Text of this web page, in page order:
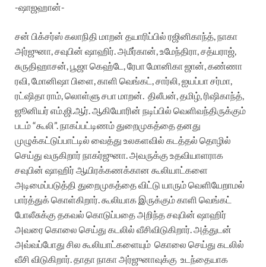
-ஷாஜஹான்-
சன் பிக்சர்ஸ் கலாநிதி மாறன் தயாரிப்பில் ரஜினிகாந்த், நாகா
அர்ஜுனா, சவுபின் ஷாஹிர். அமீர்கான், உமேந்திரா, சத்யராஜ்,
சுருதிஹாசன், பூஜா கெஹ்டே, ரேபா மோனிகா ஜான், கண்ணா
ரவி, மோனிஷா பிளை, காளி வெங்கட், சார்லி, ஐயப்பா சர்மா,
ரட்ஷிதா ராம், லொள்ளு சபா மாறன். திலீபன், தமிழ், ரிஷிகாந்த்,
ஜூனியர் எம்.ஜி.ஆர். ஆகியோரின் நடிப்பில் வெளிவந்திருக்கும்
படம் “கூலி”. நாகப்பட்டிணம் துறைமுகத்தை தனது
முழுக்கட்டுப்பாட்டில் வைத்து உலகளவில் கடத்தல் தொழில்
செய்து வருகிறார் நாகர்ஜுனா. அவருக்கு உதவியாளராக
சவுபின் ஷாஹிர் ஆயிரக்கணக்கான கூலியாட்களை
அடிமைப்படுத்தி துறைமுகத்தை விட்டு யாரும் வெளியேறாமல்
பார்த்துக் கொள்கிறார். கூலியாக இருக்கும் காளி வெங்கட்
போலீசுக்கு தகவல் கொடுப்பதை அறிந்த சவுபின் ஷாஹிர்
அவரை கொலை செய்து கடலில் வீசிவிடுகிறார். அத்துடன்
அவ்வப்போது சில கூலியாட்களையும் கொலை செய்து கடலில்
வீசி விடுகிறார். தாதா நாகா அர்ஜுனாவுக்கு உடந்தையாக